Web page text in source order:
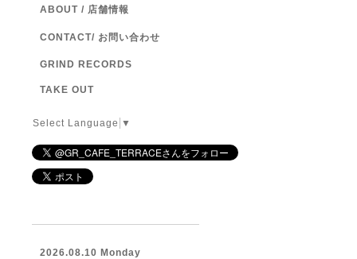
ABOUT / 店舗情報
CONTACT/ お問い合わせ
GRIND RECORDS
TAKE OUT
Select Language ▼
2026.08.10 Monday